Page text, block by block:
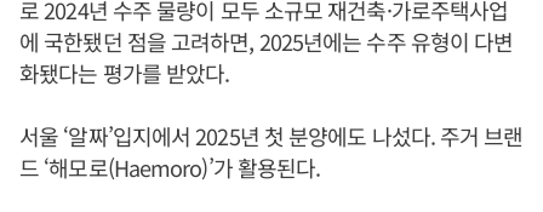
로 2024년 수주 물량이 모두 소규모 재건축·가로주택사업
에 국한됐던 점을 고려하면, 2025년에는 수주 유형이 다변
화됐다는 평가를 받았다.
서울 ‘알짜’입지에서 2025년 첫 분양에도 나섰다. 주거 브랜
드 ‘해모로(Haemoro)’가 활용된다.